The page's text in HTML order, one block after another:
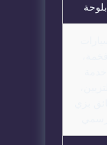
بلوحة